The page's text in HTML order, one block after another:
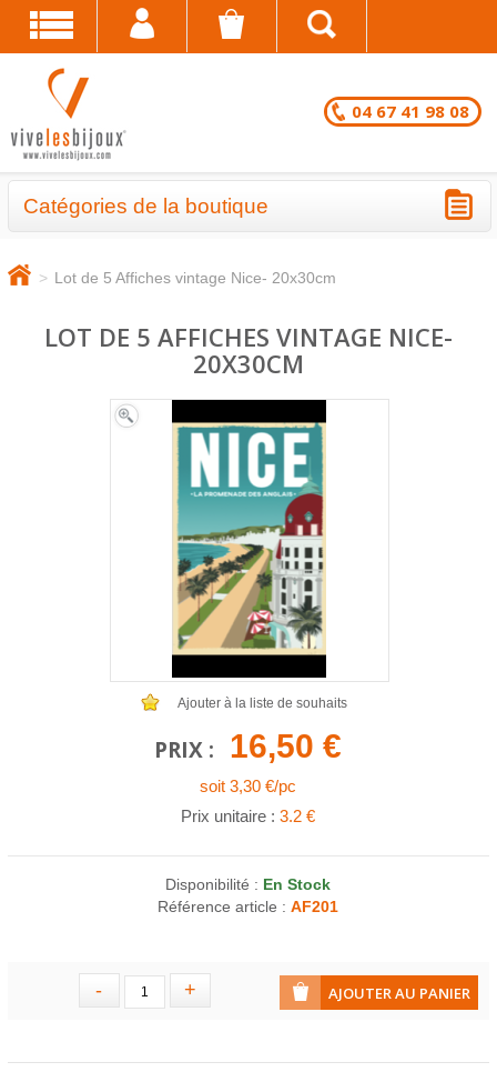
04 67 41 98 08
Catégories de la boutique
DESTOCKAGE
COLLIERS - LOTS EN DESTOCKAGE
BRACELETS FANTAISIE EN LOT
CHAÎNES DE CHEVILLE
COLLIERS EN LOT
AFFICHES MÉTAL 20 X 30CM
LETTRES POUR BRACELETS
> Lot de 5 Affiches vintage Nice- 20x30cm
LOT DE 5 AFFICHES VINTAGE NICE-
20X30CM
Ajouter à la liste de souhaits
PRIX : 16,50 €
soit 3,30 €/pc
Prix unitaire : 3.2 €
Disponibilité : En Stock
Référence article : AF201